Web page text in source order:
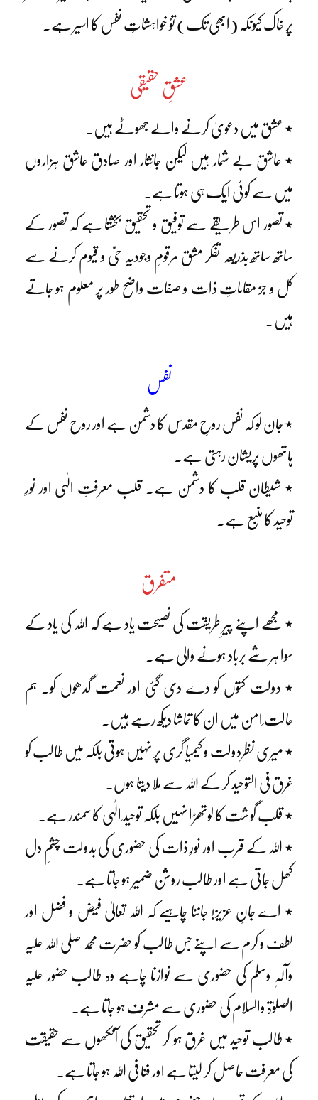
پر خاک کیونکہ (ابھی تک) توُ خواہشاتِ نفس کا اسیر ہے۔
عشقِ حقیقی
٭ عشق میں دعویٰ کرنے والے جھوٹے ہیں۔
٭ عاشق بے شمار ہیں لیکن جانثار اور صادق عاشق ہزاروں
میں سے کوئی ایک ہی ہوتا ہے۔
٭ تصور اس طریقے سے توفیق و تحقیق بخشتا ہے کہ تصور کے
ساتھ ساتھ بذریعہ تفکر مشق مرقومِ وجودیہ حیّ و قیوم کرنے سے
کل و جز مقاماتِ ذات و صفات واضح طور پر معلوم ہو جاتے
ہیں۔
نفس
٭ جان لو کہ نفس روحِ مقدس کا دشمن ہے اور روح نفس کے
ہاتھوں پریشان رہتی ہے۔
٭ شیطان قلب کا دشمن ہے۔ قلب معرفتِ الٰہی اور نورِ
توحید کا منبع ہے۔
متفرق
٭ مجھے اپنے پیرِ طریقت کی نصیحت یاد ہے کہ اللہ کی یاد کے
سوا ہر شے برباد ہونے والی ہے۔
٭ دولت کتوں کو دے دی گئی اور نعمت گدھوں کو۔ ہم
حالت ِامن میں ان کا تماشا دیکھ رہے ہیں۔
٭ میری نظردولت و کیمیا گری پر نہیں ہوتی بلکہ میں طالب کو
غرق فی التوحید کر کے اللہ سے ملا دیتا ہوں۔
٭ قلب گوشت کا لوتھڑا نہیں بلکہ توحید ِالٰہی کا سمندر ہے۔
٭ اللہ کے قرب اور نورِ ذات کی حضوری کی بدولت چشمِ دل
کھل جاتی ہے اور طالب روشن ضمیر ہو جاتا ہے۔
٭ اے جانِ عزیز! جاننا چاہیے کہ اللہ تعالیٰ فیض و فضل اور
لطف و کرم سے اپنے جس طالب کو حضرت محمد صلی اللہ علیہ
وآلہٖ وسلم کی حضوری سے نوازنا چاہے وہ طالب حضور علیہ
الصلوٰۃ والسلام کی حضوری سے مشرف ہو جاتا ہے۔
٭ طالب توحید میں غرق ہو کر تحقیق کی آنکھوں سے حقیقت
کی معرفت حاصل کر لیتا ہے اور فنا فی اللہ ہو جاتا ہے۔